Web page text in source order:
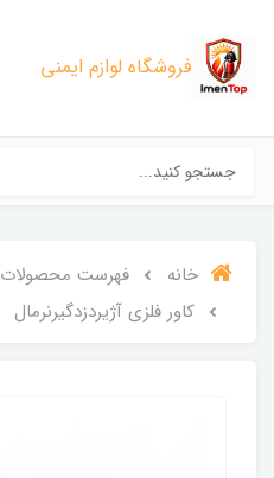
فروشگاه لوازم ایمنی
خانه
فهرست محصولات
کاور فلزی آژیردزدگیرنرمال